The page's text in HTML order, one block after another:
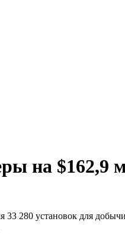
на $162,9
280 установок для